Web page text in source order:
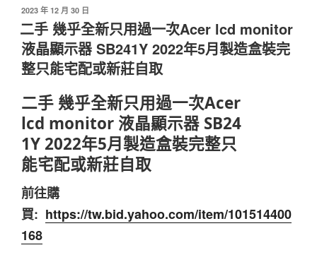
發
佈
於
2023 年 12 月 30 日
二手 幾乎全新只用過一次Acer lcd monitor
液晶顯示器 SB241Y 2022年5月製造盒裝完
整只能宅配或新莊自取
二手 幾乎全新只用過一次Acer
lcd monitor 液晶顯示器 SB24
1Y 2022年5月製造盒裝完整只
能宅配或新莊自取
前往購
買: https://tw.bid.yahoo.com/item/101514400
168